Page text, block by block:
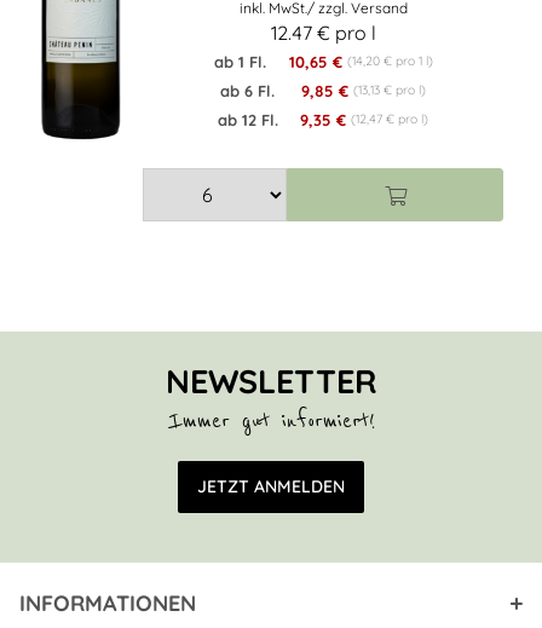
12.47 € pro l
ab 1 Fl. 10,65 € (14,20 € pro 1 l)
ab 6 Fl. 9,85 € (13,13 € pro l)
ab 12 Fl. 9,35 € (12,47 € pro l)
NEWSLETTER
Immer gut informiert!
E-Mail Adresse
JETZT ANMELDEN
INFORMATIONEN